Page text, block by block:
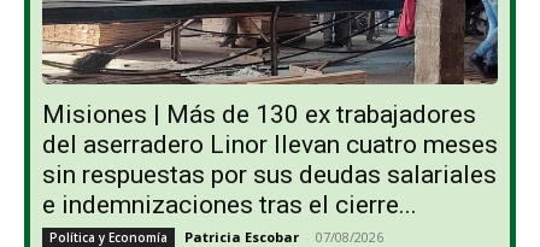
Misiones | Más de 130 ex trabajadores
del aserradero Linor llevan cuatro meses
sin respuestas por sus deudas salariales
e indemnizaciones tras el cierre...
Política y Economía Patricia Escobar - 07/08/2026